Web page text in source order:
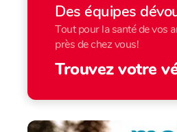
Des équipes
Tout pour la santé de vos
près de chez vous!
Trouvez votre